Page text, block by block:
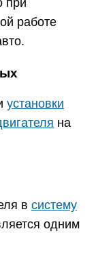
работе
установки
на
в систему
одним